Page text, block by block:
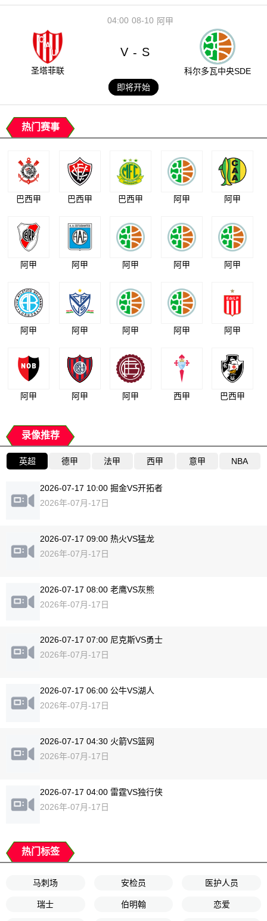
08-10
04:00 阿甲
圣塔菲联
V - S
科尔多瓦中央SDE
即将开始
热门赛事
巴西甲 巴西甲 巴西甲 阿甲 阿甲
阿甲 阿甲 阿甲 阿甲 阿甲
阿甲 阿甲 阿甲 阿甲 阿甲
阿甲 阿甲 阿甲 西甲 巴西甲
录像推荐
英超 德甲 法甲 西甲 意甲 NBA
2026-07-17 10:00 掘金VS开拓者
2026年-07月-17日
2026-07-17 09:00 热火VS猛龙
2026年-07月-17日
2026-07-17 08:00 老鹰VS灰熊
2026年-07月-17日
2026-07-17 07:00 尼克斯VS勇士
2026年-07月-17日
2026-07-17 06:00 公牛VS湖人
2026年-07月-17日
2026-07-17 04:30 火箭VS篮网
2026年-07月-17日
2026-07-17 04:00 雷霆VS独行侠
2026年-07月-17日
热门标签
马刺场 安检员 医护人员
瑞士 伯明翰 恋爱